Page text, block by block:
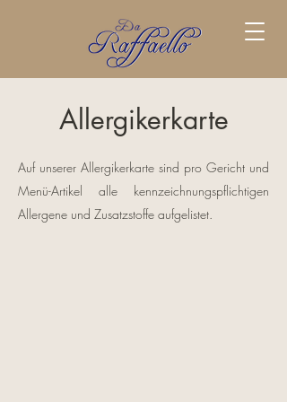
Allergikerkarte
Auf unserer Allergikerkarte sind pro Gericht und
Menü-Artikel alle kennzeichnungspflichtigen
Allergene und Zusatzstoffe aufgelistet.